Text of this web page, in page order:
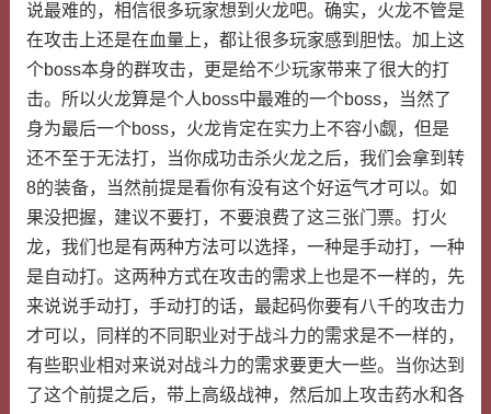
说最难的，相信很多玩家想到火龙吧。确实，火龙不管是
在攻击上还是在血量上，都让很多玩家感到胆怯。加上这
个boss本身的群攻击，更是给不少玩家带来了很大的打
击。所以火龙算是个人boss中最难的一个boss，当然了
身为最后一个boss，火龙肯定在实力上不容小觑，但是
还不至于无法打，当你成功击杀火龙之后，我们会拿到转
8的装备，当然前提是看你有没有这个好运气才可以。如
果没把握，建议不要打，不要浪费了这三张门票。打火
龙，我们也是有两种方法可以选择，一种是手动打，一种
是自动打。这两种方式在攻击的需求上也是不一样的，先
来说说手动打，手动打的话，最起码你要有八千的攻击力
才可以，同样的不同职业对于战斗力的需求是不一样的，
有些职业相对来说对战斗力的需求要更大一些。当你达到
了这个前提之后，带上高级战神，然后加上攻击药水和各